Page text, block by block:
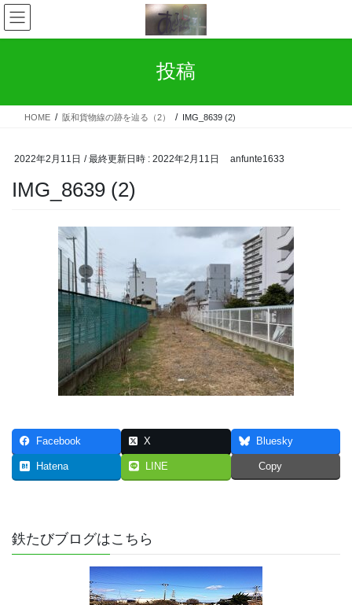
コ
ン
テ
ス
ナ
ビ
ゲ
ン
投稿
HOME 阪和貨物線の跡を辿る（2） IMG_8639 (2)
2022年2月11日 / 最終更新日時 : 2022年2月11日 anfunte1633
IMG_8639 (2)
Facebook X Bluesky
Hatena LINE Copy
鉄たびブログはこちら